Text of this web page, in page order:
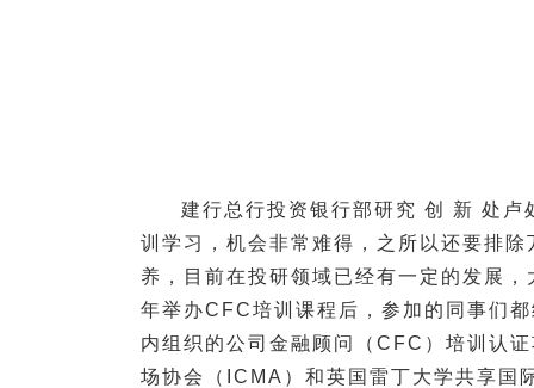
建行总行投资银行部研究 创 新 处卢
训学习，机会非常难得，之所以还要排
养，目前在投研领域已经有一定的发展
年举办CFC培训课程后，参加的同事们
内组织的公司金融顾问（CFC）培训认
场协会（ICMA）和英国雷丁大学共享国